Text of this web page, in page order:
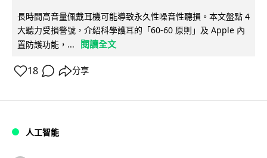
長時間高音量佩戴耳機可能導致永久性噪音性聽損。本文盤點 4
大聽力受損警號，介紹科學護耳的「60-60 原則」及 Apple 內
置防護功能，...
閱讀全文
18 分享
人工智能